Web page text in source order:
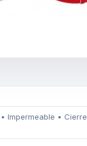
Impermeable • Cierre